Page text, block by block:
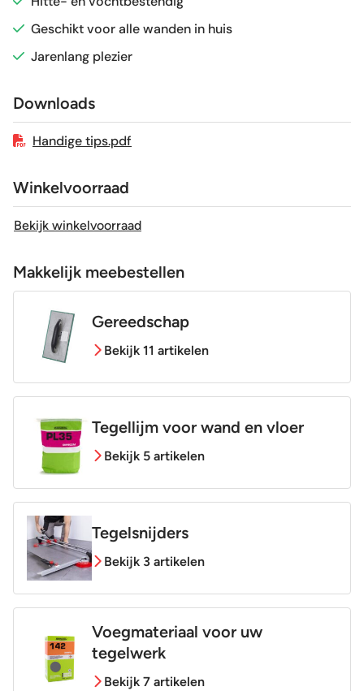
Vorstbestendig
Geschikt voor alle wanden in huis
Jarenlang plezier
Downloads
Handige tips.pdf
Winkelvoorraad
Bekijk winkelvoorraad
Makkelijk meebestellen
Gereedschap
Bekijk 11 artikelen
Tegellijm voor wand en vloer
Bekijk 5 artikelen
Tegelsnijders
Bekijk 3 artikelen
Voegmateriaal voor uw
tegelwerk
Bekijk 7 artikelen